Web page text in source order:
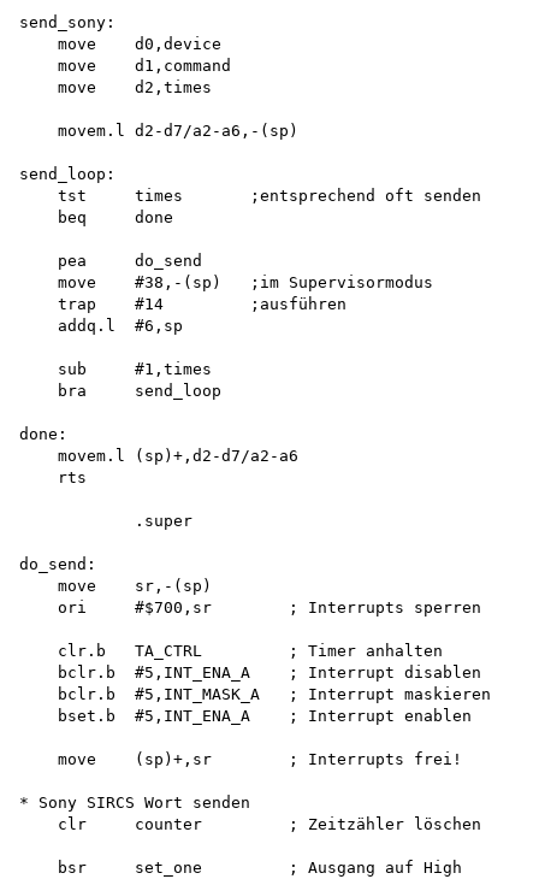
send_sony:
    move    d0,device
    move    d1,command
    move    d2,times
    movem.l d2-d7/a2-a6,-(sp)
send_loop:
    tst     times       ;entsprechend oft senden
    beq     done
    pea     do_send
    move    #38,-(sp)   ;im Supervisormodus
    trap    #14         ;ausführen
    addq.l  #6,sp
    sub     #1,times
    bra     send_loop
done:
    movem.l (sp)+,d2-d7/a2-a6
    rts
            .super
do_send:
    move    sr,-(sp)
    ori     #$700,sr        ; Interrupts sperren
    clr.b   TA_CTRL         ; Timer anhalten
    bclr.b  #5,INT_ENA_A    ; Interrupt disablen
    bclr.b  #5,INT_MASK_A   ; Interrupt maskieren
    bset.b  #5,INT_ENA_A    ; Interrupt enablen
    move    (sp)+,sr        ; Interrupts frei!
* Sony SIRCS Wort senden
    clr     counter         ; Zeitzähler löschen
    bsr     set_one         ; Ausgang auf High